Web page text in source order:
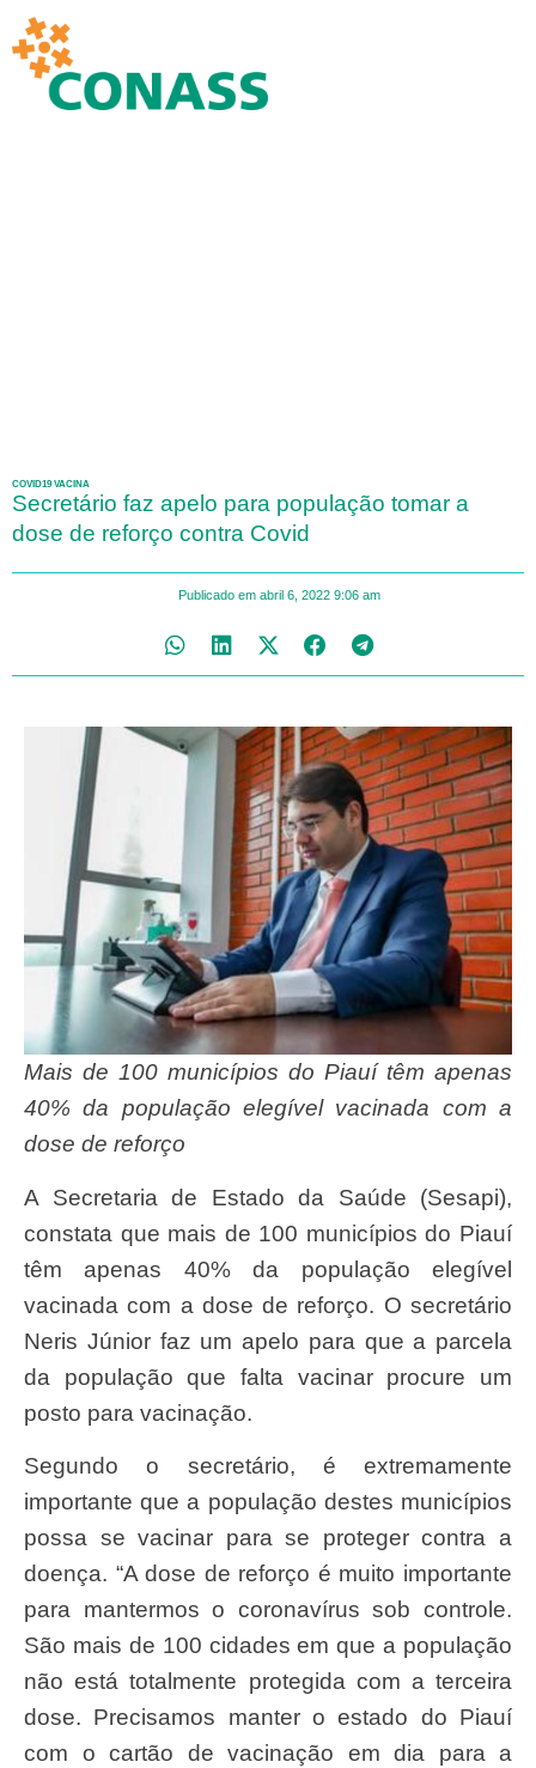
COVID19 VACINA
Secretário faz apelo para população tomar a
dose de reforço contra Covid
Publicado em abril 6, 2022 9:06 am
Mais de 100 municípios do Piauí têm apenas
40% da população elegível vacinada com a
dose de reforço
A Secretaria de Estado da Saúde (Sesapi),
constata que mais de 100 municípios do Piauí
têm apenas 40% da população elegível
vacinada com a dose de reforço. O secretário
Neris Júnior faz um apelo para que a parcela
da população que falta vacinar procure um
posto para vacinação.
Segundo o secretário, é extremamente
importante que a população destes municípios
possa se vacinar para se proteger contra a
doença. “A dose de reforço é muito importante
para mantermos o coronavírus sob controle.
São mais de 100 cidades em que a população
não está totalmente protegida com a terceira
dose. Precisamos manter o estado do Piauí
com o cartão de vacinação em dia para a